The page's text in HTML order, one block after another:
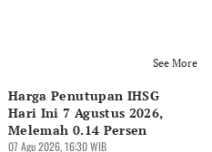
See More
Harga Penutupan IHSG
Hari Ini 7 Agustus 2026,
Melemah 0.14 Persen
07 Agu 2026, 16:30 WIB